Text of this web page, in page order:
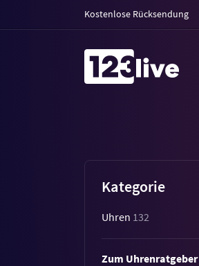
Kostenlose Rücksendung
Kategorie
Uhren 132
Zum Uhrenratgeber